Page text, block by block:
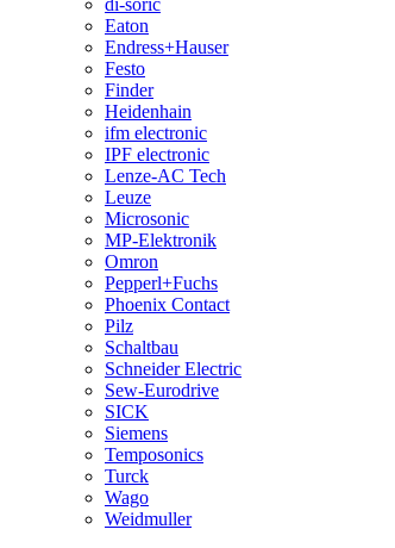
di-soric
Eaton
Endress+Hauser
Festo
Finder
Heidenhain
ifm electronic
IPF electronic
Lenze-AC Tech
Leuze
Microsonic
MP-Elektronik
Omron
Pepperl+Fuchs
Phoenix Contact
Pilz
Schaltbau
Schneider Electric
Sew-Eurodrive
SICK
Siemens
Temposonics
Turck
Wago
Weidmuller